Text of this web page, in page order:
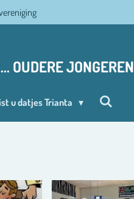
OUDERE JONGEREN
u datjes Trianta